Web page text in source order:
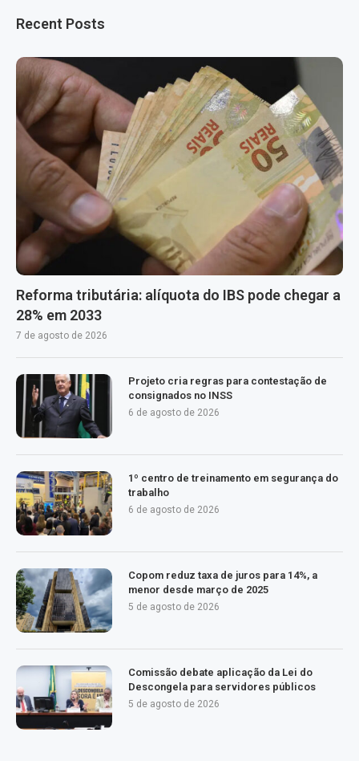
Recent Posts
Reforma tributária: alíquota do IBS pode chegar a
28% em 2033
7 de agosto de 2026
Projeto cria regras para contestação de
consignados no INSS
6 de agosto de 2026
1º centro de treinamento em segurança do
trabalho
6 de agosto de 2026
Copom reduz taxa de juros para 14%, a
menor desde março de 2025
5 de agosto de 2026
Comissão debate aplicação da Lei do
Descongela para servidores públicos
5 de agosto de 2026